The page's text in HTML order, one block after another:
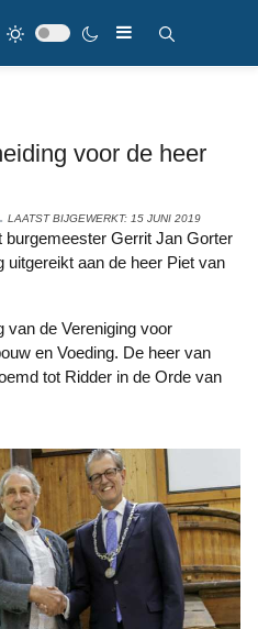
voor de heer
LAATST BIJGEWERKT: 15 JUNI 2019
uitgereikt aan de heer Piet van
en Voeding. De heer van
tot Ridder in de Orde van